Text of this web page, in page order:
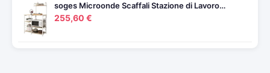
soges Microonde Scaffali Stazione di Lavoro…
255,60 €